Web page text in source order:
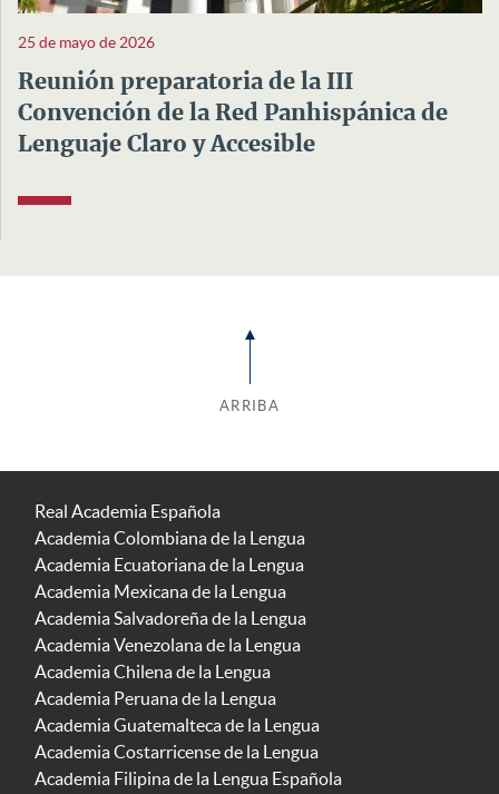
25 de mayo de 2026
Reunión preparatoria de la III
Convención de la Red Panhispánica de
Lenguaje Claro y Accesible
ARRIBA
Real Academia Española
Academia Colombiana de la Lengua
Academia Ecuatoriana de la Lengua
Academia Mexicana de la Lengua
Academia Salvadoreña de la Lengua
Academia Venezolana de la Lengua
Academia Chilena de la Lengua
Academia Peruana de la Lengua
Academia Guatemalteca de la Lengua
Academia Costarricense de la Lengua
Academia Filipina de la Lengua Española